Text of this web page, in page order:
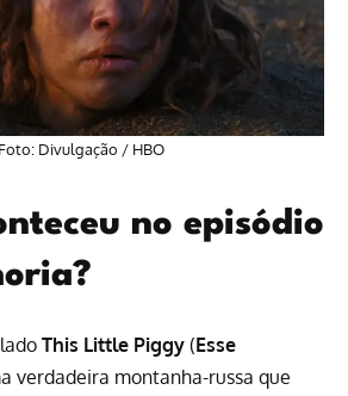
Foto: Divulgação / HBO
no episódio
This Little Piggy (Esse
verdadeira montanha-russa que